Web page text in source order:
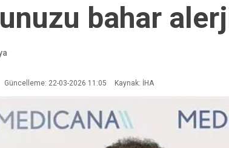
bahar
Güncelleme: 22-03-2026 11:05 Kaynak: İHA